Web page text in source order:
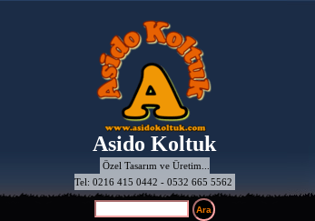
Asido Koltuk
Özel Tasarım ve Üretim...
Tel: 0216 415 0442 - 0532 665 5562